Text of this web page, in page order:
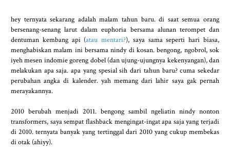
hey ternyata sekarang adalah malam tahun baru. di saat semua orang
bersenang-senang larut dalam euphoria bersama alunan terompet dan
dentuman kembang api (atau mentari?), saya sama seperti hari biasa,
menghabiskan malam ini bersama nindy di kosan. bengong, ngobrol, sok
iyeh mesen indomie goreng dobel (dan ujung-ujungnya kekenyangan), dan
melakukan apa saja. apa yang spesial sih dari tahun baru? cuma sekedar
perubahan angka di kalender. yah memang dari lahir saya gak pernah
merayakannya.
2010 berubah menjadi 2011. bengong sambil ngeliatin nindy nonton
transformers, saya sempat flashback mengingat-ingat apa saja yang terjadi
di 2010. ternyata banyak yang tertinggal dari 2010 yang cukup membekas
di otak (ahiyy).